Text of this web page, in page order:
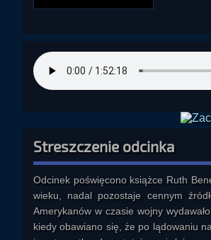
Streszczenie odcinka
Odcinek poświęcono książce Ruth
wieku, nadal pozostaje cennym
Amerykanów w czasie wojny
kiedy obawiano się, że po lądowaniu